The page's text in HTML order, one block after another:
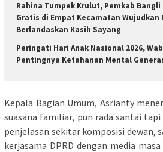
Rahina Tumpek Krulut, Pemkab
Gratis di Empat Kecamatan Wujudkan
Berlandaskan Kasih Sayang
Peringati Hari Anak Nasional 2026,
Pentingnya Ketahanan Mental
Kepala Bagian Umum, Asrianty
suasana familiar, pun rada santai
penjelasan sekitar komposisi dewan,
kerjasama DPRD dengan media